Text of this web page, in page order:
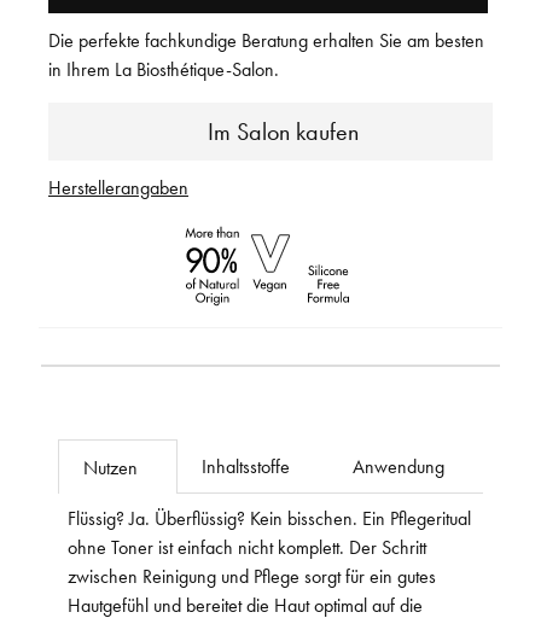
Im Salon kaufen
Die perfekte fachkundige Beratung erhalten Sie am besten
in Ihrem La Biosthétique-Salon.
Herstellerangaben
Nutzen Inhaltsstoffe Anwendung
Flüssig? Ja. Überflüssig? Kein bisschen. Ein Pflegeritual
ohne Toner ist einfach nicht komplett. Der Schritt
zwischen Reinigung und Pflege sorgt für ein gutes
Hautgefühl und bereitet die Haut optimal auf die